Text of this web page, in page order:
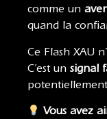
comme un
quand la
Ce Flash XAU
C’est un signal
Vous avez